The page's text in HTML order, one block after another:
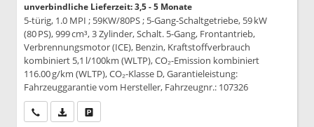
unverbindliche Lieferzeit: 3,5 - 5 Monate
5-türig, 1.0 MPI ; 59KW/80PS ; 5-Gang-Schaltgetriebe, 59 kW
(80 PS), 999 cm³, 3 Zylinder, Schalt. 5-Gang, Frontantrieb,
Verbrennungsmotor (ICE), Benzin, Kraftstoffverbrauch
kombiniert 5,1 l/100km (WLTP), CO₂-Emission kombiniert
116.00 g/km (WLTP), CO₂-Klasse D, Garantieleistung:
Fahrzeuggarantie vom Hersteller, Fahrzeugnr.: 107326
Wir rufen Sie anPDF-Datei, Fahrzeugexposé drucken